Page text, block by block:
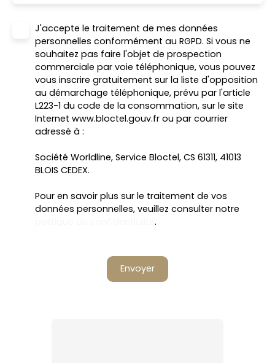
J'accepte le traitement de mes données
personnelles conformément au RGPD. Si vous ne
souhaitez pas faire l'objet de prospection
commerciale par voie téléphonique, vous pouvez
vous inscrire gratuitement sur la liste d'opposition
au démarchage téléphonique, prévu par l'article
L223-1 du code de la consommation, sur le site
Internet www.bloctel.gouv.fr ou par courrier
adressé à :
Société Worldline, Service Bloctel, CS 61311, 41013
BLOIS CEDEX.
Pour en savoir plus sur le traitement de vos
données personnelles, veuillez consulter notre
.
Envoyer